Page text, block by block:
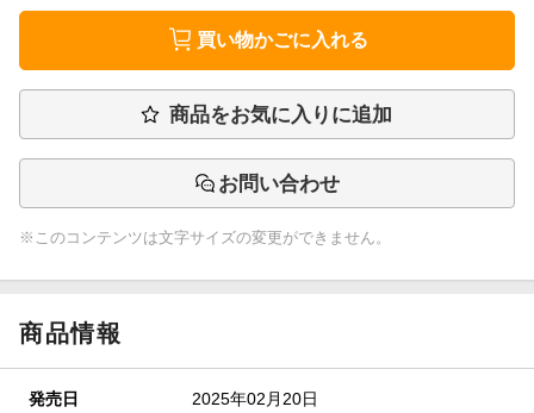
買い物かごに入れる
商品をお気に入りに追加
お問い合わせ
※このコンテンツは文字サイズの変更ができません。
商品情報
発売日 2025年02月20日